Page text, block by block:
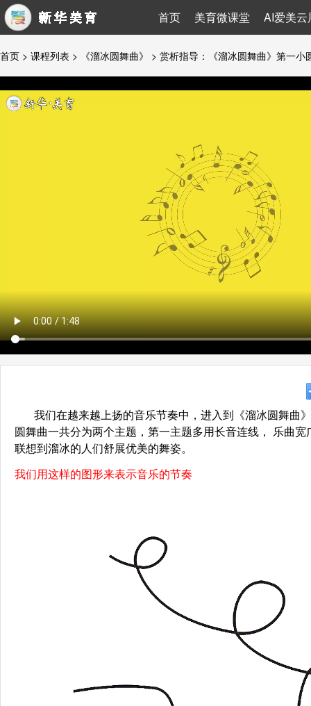
首页 美育微课堂 AI爱美云
首页 > 课程列表 > 《溜冰圆舞曲》 > 赏析指导：《溜冰圆舞曲》第一小
我们在越来越上扬的音乐节奏中，进入到《溜冰圆舞曲
圆舞曲一共分为两个主题，第一主题多用长音连线， 乐曲
联想到溜冰的人们舒展优美的舞姿。
我们用这样的图形来表示音乐的节奏